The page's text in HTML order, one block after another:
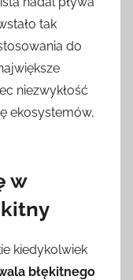
tak
do
niezwykłość
ekosystemów,
w
kiedykolwiek
błękitnego